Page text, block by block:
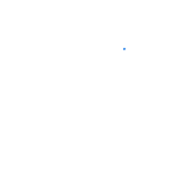
Nå nya gäster